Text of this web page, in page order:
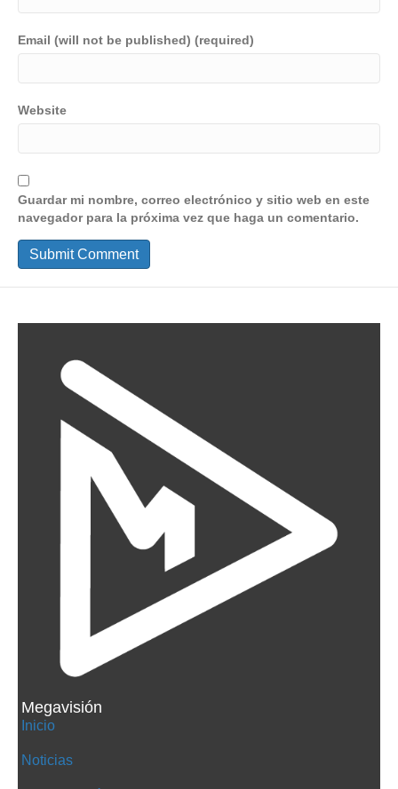
Email (will not be published) (required)
Website
Guardar mi nombre, correo electrónico y sitio web en este
navegador para la próxima vez que haga un comentario.
Megavisión
Inicio
Noticias